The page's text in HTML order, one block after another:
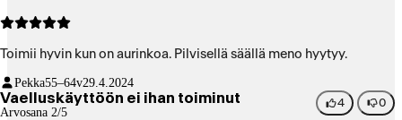
Toimii hyvin kun on aurinkoa. Pilvisellä säällä meno hyytyy.
Pekka55–64v29.4.2024
Vaelluskäyttöön ei ihan toiminut
Arvosana 2/5
4 0